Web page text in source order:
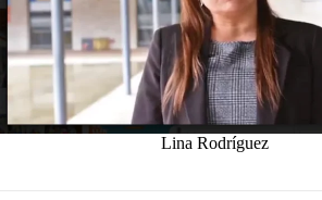
Lina Rodríguez